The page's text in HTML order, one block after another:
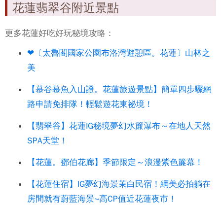
花蓮翡翠谷附近景點
更多花蓮好吃好玩秘境攻略：
❤〔太魯閣國家公園布洛灣遊憩區。花蓮〕山林之
美
【慕谷慕魚入山證。花蓮旅遊景點】簡單四步驟網
路申請免排隊！輕鬆遊花東祕境！
【翡翠谷】花蓮IG秘境夢幻水簾瀑布～在地人天然
SPA天堂！
【花蓮。鄧伯花廊】季節限定～浪漫紫色簾幕！
【花蓮住宿】IG夢幻海景茉白民宿！網美必拍躺在
房間就有蔚藍海景~高CP值近花蓮夜市！